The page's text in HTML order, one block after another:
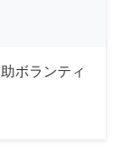
ボランティ